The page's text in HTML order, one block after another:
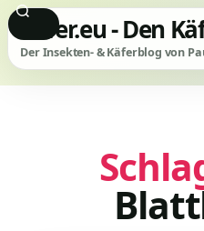
Käfer.eu - Den
Der Insekten- & Käferblog von